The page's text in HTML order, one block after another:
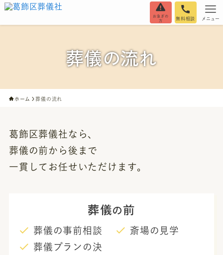
お急ぎの
方
無料相談 メニュー
葬儀の流れ
ホーム 葬儀の流れ
葛飾区葬儀社なら、
葬儀の前から後まで
一貫してお任せいただけます。
葬儀の前
葬儀の事前相談
葬儀プランの決
斎場の見学